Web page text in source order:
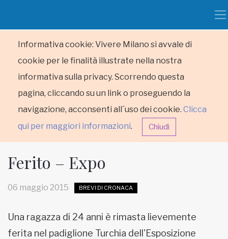
Informativa cookie: Vivere Milano si avvale di
cookie per le finalità illustrate nella nostra
informativa sulla privacy. Scorrendo questa
pagina, cliccando su un link o proseguendo la
navigazione, acconsenti all´uso dei cookie. Clicca
qui per maggiori informazioni. Chiudi
Ferito – Expo
06 maggio 2015 BREVI DI CRONACA
Una ragazza di 24 anni è rimasta lievemente
ferita nel padiglione Turchia dell'Esposizione